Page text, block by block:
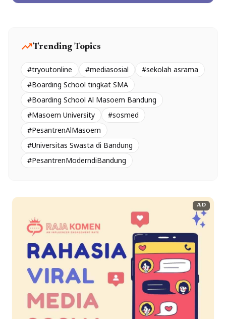
trending_upTrending Topics
#tryoutonline #mediasosial
#sekolah asrama
#Boarding School tingkat SMA
#Boarding School Al Masoem Bandung
#Masoem University
#sosmed
#PesantrenAlMasoem
#Universitas Swasta di Bandung
#PesantrenModerndiBandung
AD